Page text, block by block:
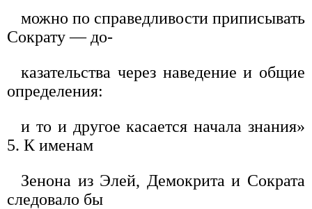
можно по справедливости приписывать
Сократу — до-
казательства через наведение и общие
определения:
и то и другое касается начала знания»
5. К именам
Зенона из Элей, Демокрита и Сократа
следовало бы